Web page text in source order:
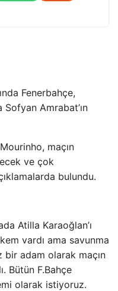
Fenerbahçe,
Amrabat’ın
maçın
ve çok
bulundu.
Atilla Karaoğlan’ı
vardı ama savunma
bir adam olarak maçın
Bütün F.Bahçe
olarak istiyoruz.